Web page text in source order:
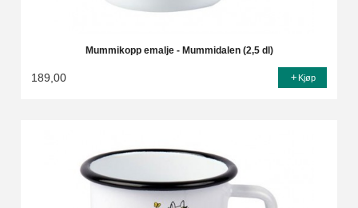
Mummikopp emalje - Mummidalen (2,5 dl)
189,00 Kjøp